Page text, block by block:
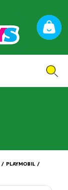
/ PLAYMOBIL /